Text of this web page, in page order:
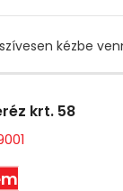
kézbe
krt. 58